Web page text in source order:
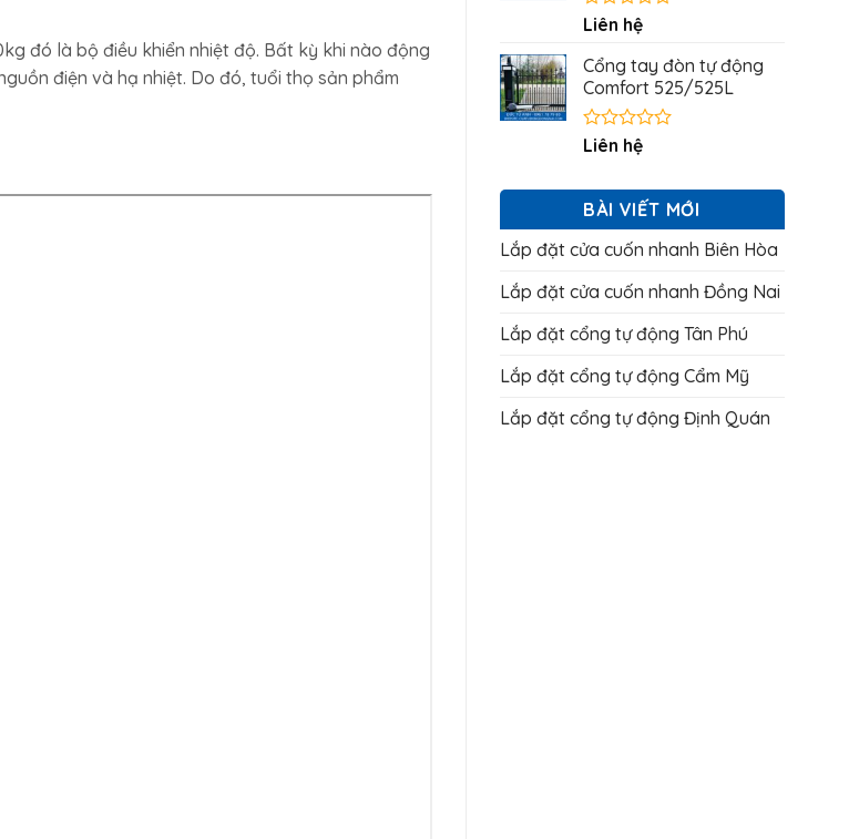
Được
hạng
0
5
sao
Liên hệ
Cổng tay đòn tự động
Comfort 525/525L
Được
5
sao
Liên hệ
BÀI VIẾT MỚI
Lắp đặt cửa cuốn nhanh Biên Hòa
Lắp đặt cửa cuốn nhanh Đồng Nai
Lắp đặt cổng tự động Tân Phú
Lắp đặt cổng tự động Cẩm Mỹ
Lắp đặt cổng tự động Định Quán
đó là bộ điều khiển nhiệt độ. Bất kỳ khi nào động
điện và hạ nhiệt. Do đó, tuổi thọ sản phẩm